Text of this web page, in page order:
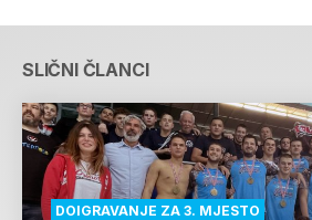
SLIČNI ČLANCI
DOIGRAVANJE ZA 3. MJESTO